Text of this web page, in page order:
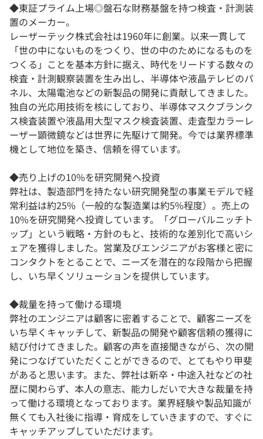
◆東証プライム上場◎盤石な財務基盤を持つ検査・計測装
置のメーカー。
レーザーテック株式会社は1960年に創業。以来一貫して
「世の中にないものをつくり、世の中のためになるものを
つくる」ことを基本方針に据え、時代をリードする数々の
検査・計測観察装置を生み出し、半導体や液晶テレビのパ
ネル、太陽電池などの新製品の開発に貢献してきました。
独自の光応用技術を核にしており、半導体マスクブランク
ス検査装置や液晶用大型マスク検査装置、走査型カラーレ
ーザー顕微鏡などは世界に先駆けて開発。今では業界標準
機として地位を築き、信頼を得ています。
◆売り上げの10%を研究開発へ投資
弊社は、製造部門を持たない研究開発型の事業モデルで経
常利益は約25%（一般的な製造業は約5%程度）。売上の
10%を研究開発へ投資しています。「グローバルニッチト
ップ」という戦略・方針のもと、技術的な差別化で高いシ
ェアを獲得しました。営業及びエンジニアがお客様と密に
コンタクトをとることで、ニーズを潜在的な段階から把握
し、いち早くソリューションを提供しています。
◆裁量を持って働ける環境
弊社のエンジニアは顧客に密着することで、顧客ニーズを
いち早くキャッチして、新製品の開発や顧客信頼の獲得に
結び付けてきました。顧客の声を直接聞きながら、次の開
発につなげていただくことができるので、とてもやり甲斐
があると思います。また、弊社は新卒・中途入社などの社
歴に関わらず、本人の意志、能力しだいで大きな裁量を持
って働ける環境となっております。業界経験や製品知識が
無くても入社後に指導・育成をしていきますので、すぐに
キャッチアップしていただけます。